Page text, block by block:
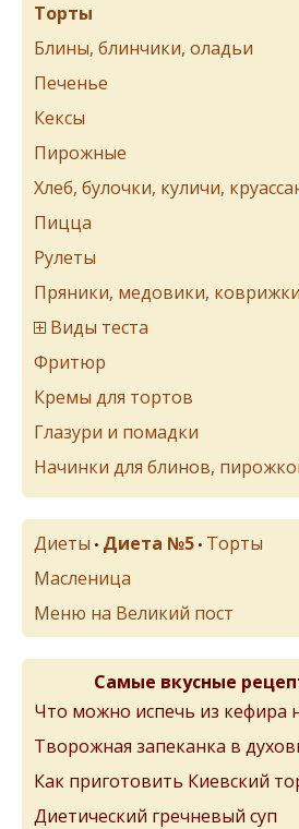
Торты
Блины, блинчики, оладьи
Печенье
Кексы
Пирожные
Хлеб, булочки, куличи,
Пицца
Рулеты
Пряники, медовики, коврижки
Виды теста
Фритюр
Кремы для тортов
Глазури и помадки
Начинки для блинов,
Диеты • Диета №5 • Торты
Масленица
Меню на Великий пост
Самые вкусные
Что можно испечь из кефира
Творожная запеканка в
Как приготовить Киевский
Диетический гречневый суп